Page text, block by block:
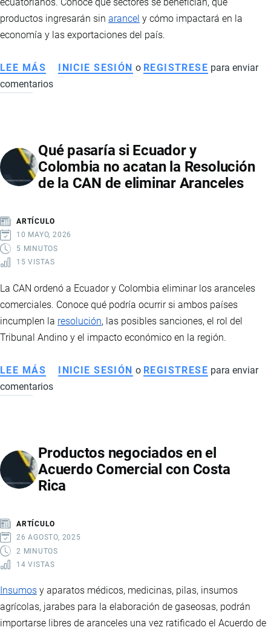
productos ingresarán sin arancel y cómo impactará en la
economía y las exportaciones del país.
LEE MÁS SOBRE
ACUERDO
ECUADOR
Y
ESTADOS
SOBRETASAS
ARANCELARIAS
INICIE SESIÓN o REGISTRESE para enviar
comentarios
Qué pasaría si Ecuador y
Colombia no acatan la Resolución
de la CAN de eliminar Aranceles
ARTÍCULO
10 MAYO, 2026
5 MINUTOS
15 VISTAS
La CAN ordenó a Ecuador y Colombia eliminar los aranceles
comerciales. Conoce qué podría ocurrir si ambos países
incumplen la resolución, las posibles sanciones, el rol del
Tribunal Andino y el impacto económico en la región.
LEE MÁS SOBRE
QUÉ
Y
COLOMBIA
NO
RESOLUCIÓN
DE
LA
DE
ELIMINAR
INICIE SESIÓN o REGISTRESE para enviar
comentarios
Productos negociados en el
Acuerdo Comercial con Costa
Rica
ARTÍCULO
26 AGOSTO, 2025
2 MINUTOS
14 VISTAS
Insumos y aparatos médicos, medicinas, pilas, insumos
agrícolas, jarabes para la elaboración de gaseosas, podrán
importarse libres de aranceles una vez ratificado el Acuerdo de